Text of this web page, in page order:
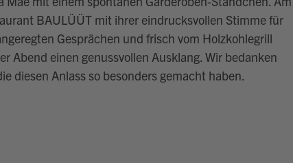
BAULÜÜT mit ihrer eindrucksvollen Stimme für
Gesprächen und frisch vom Holzkohlegrill
Abend einen genussvollen Ausklang. Wir bedanken
diesen Anlass so besonders gemacht haben.